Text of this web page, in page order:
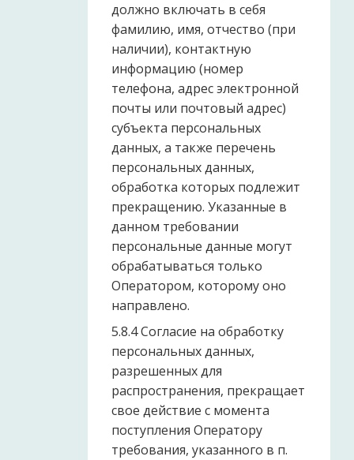
должно включать в себя
фамилию, имя, отчество (при
наличии), контактную
информацию (номер
телефона, адрес электронной
почты или почтовый адрес)
субъекта персональных
данных, а также перечень
персональных данных,
обработка которых подлежит
прекращению. Указанные в
данном требовании
персональные данные могут
обрабатываться только
Оператором, которому оно
направлено.
5.8.4 Согласие на обработку
персональных данных,
разрешенных для
распространения, прекращает
свое действие с момента
поступления Оператору
требования, указанного в п.